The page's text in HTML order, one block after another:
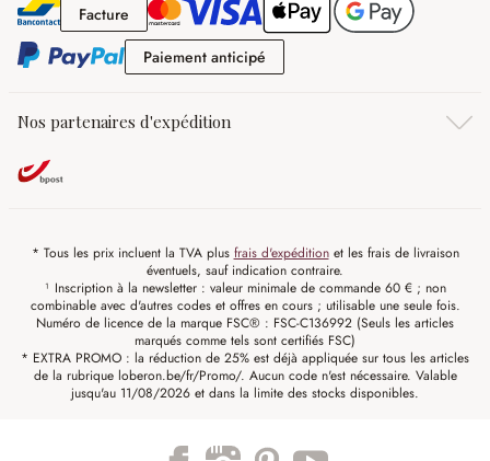
FactureFacture
Paiement anticipé
Nos partenaires d'expédition
* Tous les prix incluent la TVA plus frais d'expéditionet les frais de livraison
éventuels, sauf indication contraire.
¹ Inscription à la newsletter : valeur minimale de commande 60 € ; non
combinable avec d'autres codes et offres en cours ; utilisable une seule fois.
Numéro de licence de la marque FSC® : FSC-C136992 (Seuls les articles
marqués comme tels sont certifiés FSC)
* EXTRA PROMO : la réduction de 25% est déjà appliquée sur tous les articles
de la rubrique loberon.be/fr/Promo/. Aucun code n'est nécessaire. Valable
jusqu'au 11/08/2026 et dans la limite des stocks disponibles.